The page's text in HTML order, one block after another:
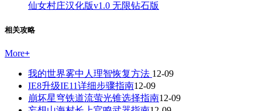
仙女村庄汉化版v1.0 无限钻石版
相关攻略
More+
我的世界雾中人理智恢复方法 12-09
IE8升级IE11详细步骤指南12-09
崩坏星穹铁道流萤光锥选择指南12-09